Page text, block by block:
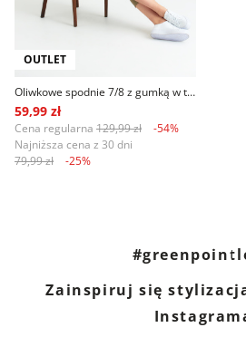
OUTLET
Oliwkowe spodnie 7/8 z gumką w talii
59,99 zł
Cena regularna 129,99 zł
-54%
Najniższa cena z 30 dni
79,99 zł
-25%
Zainspiruj się